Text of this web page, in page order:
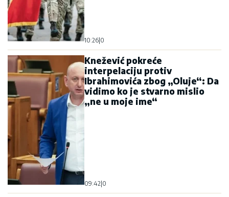
10:26 0
Knežević pokreće
interpelaciju protiv
Ibrahimovića zbog „Oluje“: Da
vidimo ko je stvarno mislio
„ne u moje ime“
09:42 0